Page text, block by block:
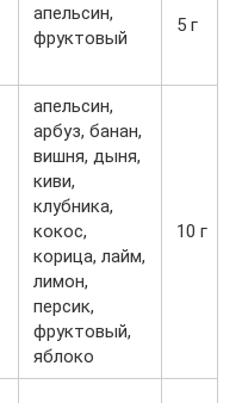
апельсин,
фруктовый
5 г
апельсин,
арбуз, банан,
вишня, дыня,
киви,
клубника,
кокос,
корица, лайм,
лимон,
персик,
фруктовый,
яблоко
10 г